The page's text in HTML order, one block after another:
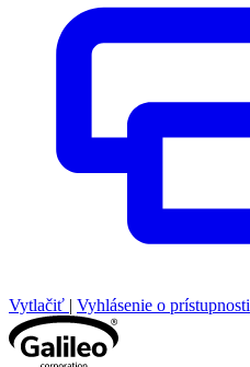
Vytlačiť | Vyhlásenie o prístupnosti